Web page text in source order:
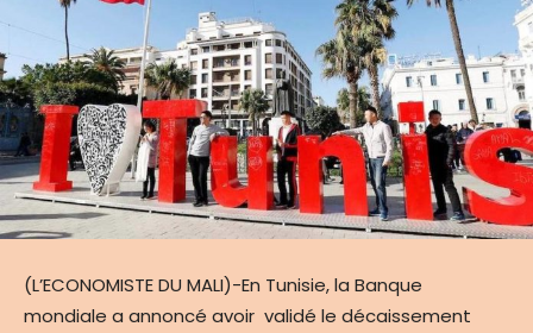
(L’ECONOMISTE DU MALI)-En Tunisie, la Banque
mondiale a annoncé avoir validé le décaissement